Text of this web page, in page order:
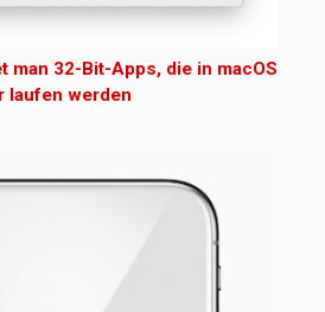
man 32-Bit-Apps, die in macOS
laufen werden